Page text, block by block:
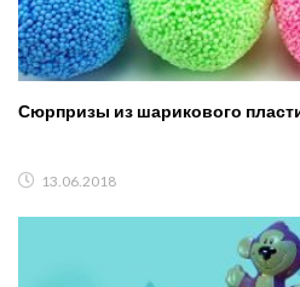
Сюрпризы из шарикового
13.06.2018